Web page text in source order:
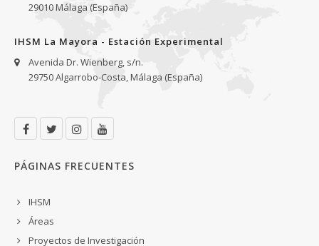
29010 Málaga (España)
IHSM La Mayora - Estación Experimental
Avenida Dr. Wienberg, s/n.
29750 Algarrobo-Costa, Málaga (España)
PÁGINAS FRECUENTES
IHSM
Áreas
Proyectos de Investigación